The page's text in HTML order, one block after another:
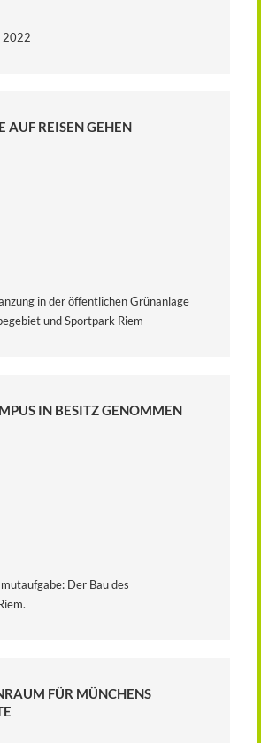
2022
AUF REISEN GEHEN
in der öffentlichen Grünanlage
und Sportpark Riem
IN BESITZ GENOMMEN
Der Bau des
FÜR MÜNCHENS